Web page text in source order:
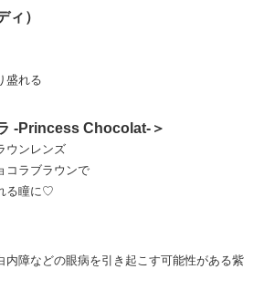
ィ）
盛れる
-Princess Chocolat-＞
ウンレンズ
コラブラウンで
る瞳に♡
内障などの眼病を引き起こす可能性がある紫